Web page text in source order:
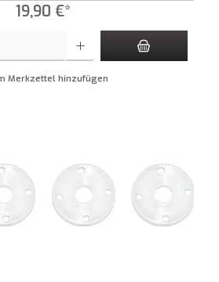
19,90 €*
Merkzettel hinzufügen